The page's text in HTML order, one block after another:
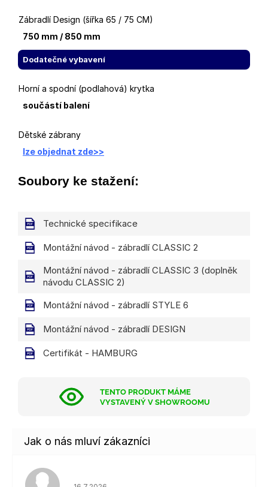
Zábradlí Design (šířka 65 / 75 CM)
750 mm / 850 mm
Dodatečné vybavení
Horní a spodní (podlahová) krytka
součástí balení
Dětské zábrany
lze objednat zde>>
Soubory ke stažení:
Technické specifikace
Montážní návod - zábradlí CLASSIC 2
Montážní návod - zábradlí CLASSIC 3 (doplněk
návodu CLASSIC 2)
Montážní návod - zábradlí STYLE 6
Montážní návod - zábradlí DESIGN
Certifikát - HAMBURG
TENTO PRODUKT MÁME
VYSTAVENÝ V SHOWROOMU
Hodnocení obchodu je 5 z 5 hvězdiček.